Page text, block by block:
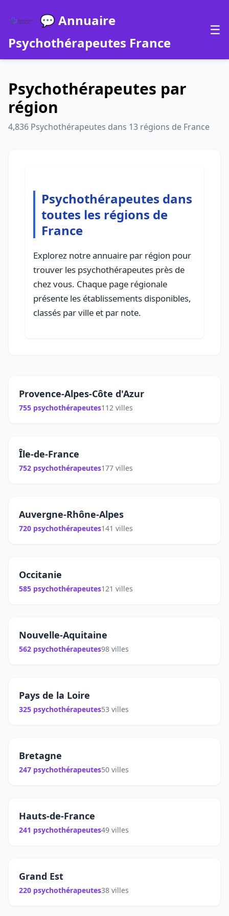
💬 Annuaire
Psychothérapeutes France
☰
Psychothérapeutes par
région
4,836 Psychothérapeutes dans 13 régions de France
Psychothérapeutes dans
toutes les régions de
France
Explorez notre annuaire par région pour
trouver les psychothérapeutes près de
chez vous. Chaque page régionale
présente les établissements disponibles,
classés par ville et par note.
Provence-Alpes-Côte d'Azur
755 psychothérapeutes112 villes
Île-de-France
752 psychothérapeutes177 villes
Auvergne-Rhône-Alpes
720 psychothérapeutes141 villes
Occitanie
585 psychothérapeutes121 villes
Nouvelle-Aquitaine
562 psychothérapeutes98 villes
Pays de la Loire
325 psychothérapeutes53 villes
Bretagne
247 psychothérapeutes50 villes
Hauts-de-France
241 psychothérapeutes49 villes
Grand Est
220 psychothérapeutes38 villes